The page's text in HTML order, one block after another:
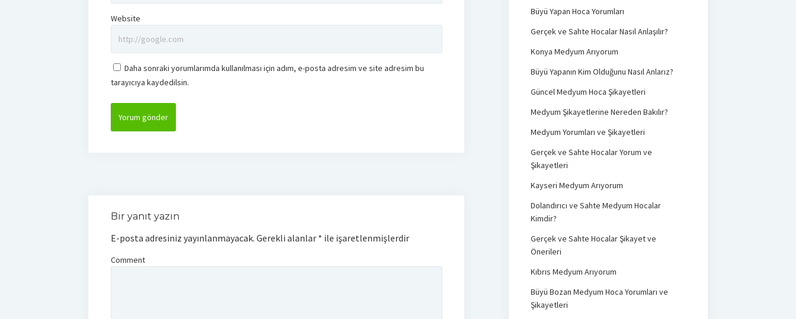
Website
Daha sonraki yorumlarımda kullanılması için adım, e-posta adresim ve site adresim bu
tarayıcıya kaydedilsin.
Bir yanıt yazın
E-posta adresiniz yayınlanmayacak. Gerekli alanlar * ile işaretlenmişlerdir
Comment
Büyü Yapan Hoca Yorumları
Gerçek ve Sahte Hocalar Nasıl Anlaşılır?
Konya Medyum Arıyorum
Büyü Yapanın Kim Olduğunu Nasıl Anlarız?
Güncel Medyum Hoca Şikayetleri
Medyum Şikayetlerine Nereden Bakılır?
Medyum Yorumları ve Şikayetleri
Gerçek ve Sahte Hocalar Yorum ve
Şikayetleri
Kayseri Medyum Arıyorum
Dolandırıcı ve Sahte Medyum Hocalar
Kimdir?
Gerçek ve Sahte Hocalar Şikayet ve
Önerileri
Kıbrıs Medyum Arıyorum
Büyü Bozan Medyum Hoca Yorumları ve
Şikayetleri